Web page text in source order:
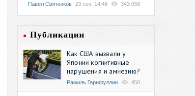
Павел Святенков 23 сен, 14:48 343 058
Публикации
Как США вызвали у
Японии когнитивные
нарушения и амнезию?
Рамиль Гарифуллин 450